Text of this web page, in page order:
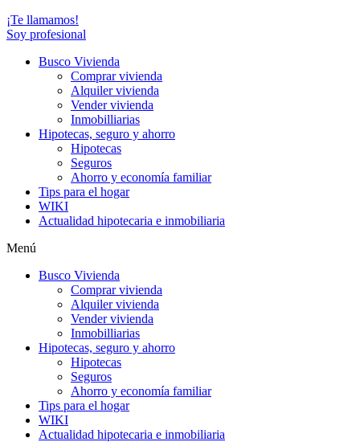
¡Te llamamos!
Soy profesional
Busco Vivienda
Comprar vivienda
Alquiler vivienda
Vender vivienda
Inmobilliarias
Hipotecas, seguro y ahorro
Hipotecas
Seguros
Ahorro y economía familiar
Tips para el hogar
WIKI
Actualidad hipotecaria e inmobiliaria
Menú
Busco Vivienda
Comprar vivienda
Alquiler vivienda
Vender vivienda
Inmobilliarias
Hipotecas, seguro y ahorro
Hipotecas
Seguros
Ahorro y economía familiar
Tips para el hogar
WIKI
Actualidad hipotecaria e inmobiliaria